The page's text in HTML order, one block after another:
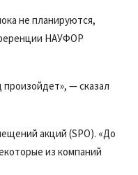
не планируются,
НАУФОР
произойдет», — сказал
акций (SPO). «До
из компаний